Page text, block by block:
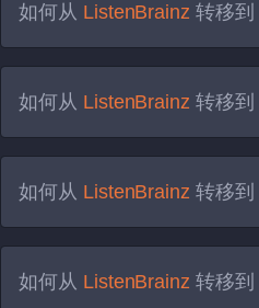
如何从 ListenBrainz 转移到
如何从 ListenBrainz 转移到
如何从 ListenBrainz 转移到
如何从 ListenBrainz 转移到